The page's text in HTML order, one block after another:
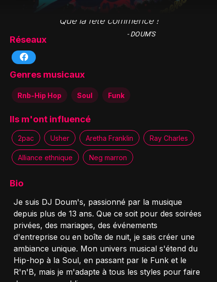
"Que la fête commence !"
- DOUM'S
Réseaux
Genres musicaux
Rnb-Hip Hop Soul Funk
Ils m'ont influencé
2pac Usher Aretha Franklin Ray Charles
Alliance ethnique Neg marron
Bio
Je suis DJ Doum's, passionné par la musique
depuis plus de 13 ans. Que ce soit pour des soirées
privées, des mariages, des événements
d'entreprise ou en boîte de nuit, je sais créer une
ambiance unique. Mon univers musical s'étend du
Hip-hop à la Soul, en passant par le Funk et le
R'n'B, mais je m'adapte à tous les styles pour faire